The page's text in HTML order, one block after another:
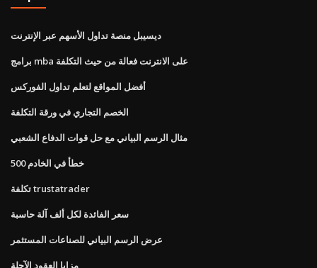
ديسيبل منصة تداول الأسهم عبر الإنترنت
برامج mba على الانترنت فعالة من حيث التكلفة
أفضل المواقع لتعلم تداول الفوركس
الخصم التجاري في ورقة التكلفة
مثال الرسم البياني مع حل قوات الدفاع الشعبي
خطأ في الخادم 500
تكلفة trustatrader
سعر الفائدة لكل ألف آلة حاسبة
عرض الرسم البياني للصناعات المستثمر
مزايا العقود الآجلة